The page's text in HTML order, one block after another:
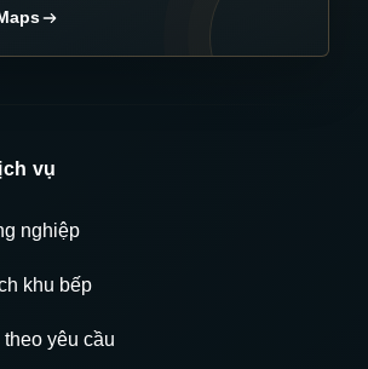
vụ
nghiệp
khu bếp
yêu cầu